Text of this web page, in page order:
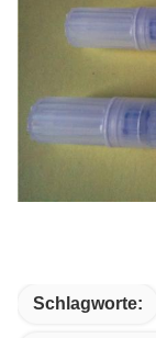
Schlagworte: